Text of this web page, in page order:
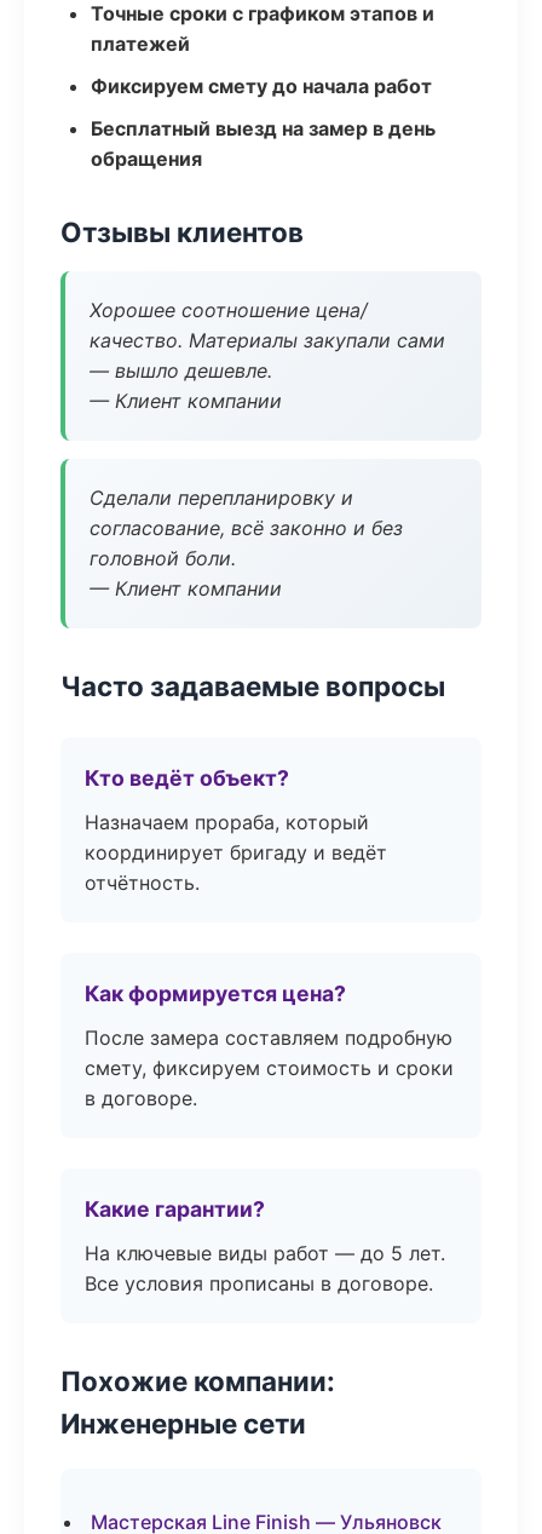
Точные сроки с графиком этапов и
платежей
Фиксируем смету до начала работ
Бесплатный выезд на замер в день
обращения
Отзывы клиентов
Хорошее соотношение цена/
качество. Материалы закупали сами
— вышло дешевле.
— Клиент компании
Сделали перепланировку и
согласование, всё законно и без
головной боли.
— Клиент компании
Часто задаваемые вопросы
Кто ведёт объект?
Назначаем прораба, который
координирует бригаду и ведёт
отчётность.
Как формируется цена?
После замера составляем подробную
смету, фиксируем стоимость и сроки
в договоре.
Какие гарантии?
На ключевые виды работ — до 5 лет.
Все условия прописаны в договоре.
Похожие компании:
Инженерные сети
Мастерская Line Finish — Ульяновск